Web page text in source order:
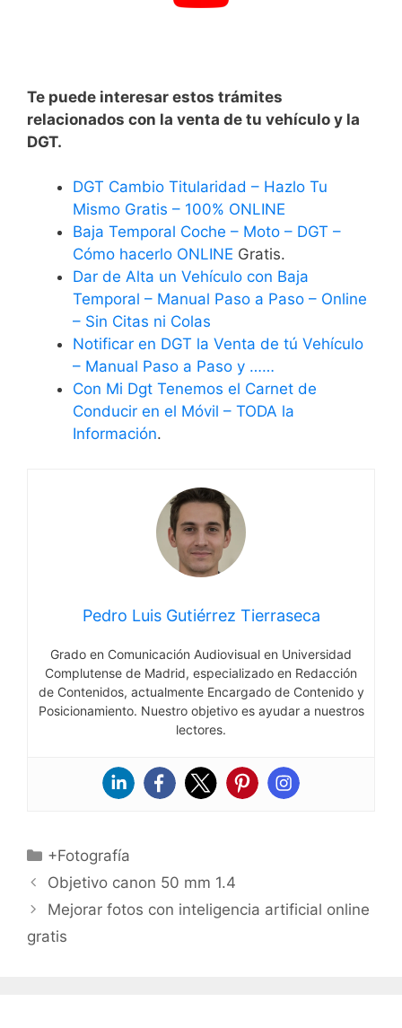
Te puede interesar estos trámites
relacionados con la venta de tu vehículo y la
DGT.
DGT Cambio Titularidad – Hazlo Tu
Mismo Gratis – 100% ONLINE
Baja Temporal Coche – Moto – DGT –
Cómo hacerlo ONLINE Gratis.
Dar de Alta un Vehículo con Baja
Temporal – Manual Paso a Paso – Online
– Sin Citas ni Colas
Notificar en DGT la Venta de tú Vehículo
– Manual Paso a Paso y ……
Con Mi Dgt Tenemos el Carnet de
Conducir en el Móvil – TODA la
Información.
Pedro Luis Gutiérrez Tierraseca
Grado en Comunicación Audiovisual en Universidad
Complutense de Madrid, especializado en Redacción
de Contenidos, actualmente Encargado de Contenido y
Posicionamiento. Nuestro objetivo es ayudar a nuestros
lectores.
Categorías
+Fotografía
Objetivo canon 50 mm 1.4
Mejorar fotos con inteligencia artificial online
gratis